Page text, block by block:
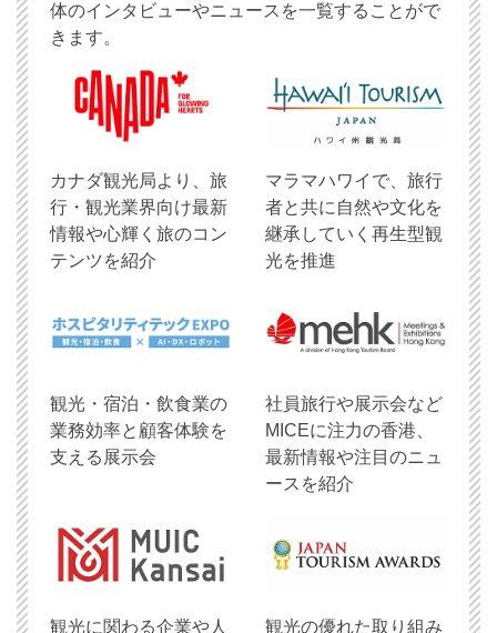
体のインタビューやニュースを一覧することがで
きます。
​カナダ観光局より、旅
行・観光業界向け最新
情報や心輝く旅のコン
テンツを紹介
マラマハワイで、旅行
者と共に自然や文化を
継承していく再生型観
光を推進
観光・宿泊・飲食業の
業務効率と顧客体験を
支える展示会
社員旅行や展示会など
MICEに注力の香港、
最新情報や注目のニュ
ースを紹介
観光に関わる企業や人
観光の優れた取り組み